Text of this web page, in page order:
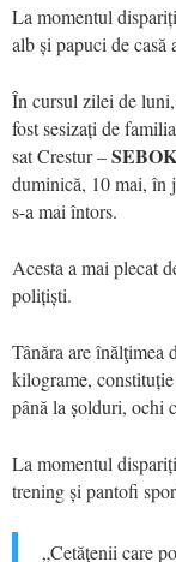
La momentul
alb și papuci de casă
În cursul zilei de
fost sesizați de
sat Crestur –
duminică, 10 mai, în
s-a mai întors.
Acesta a mai plecat
polițiști.
Tânăra are înălţimea
kilograme,
până la șolduri, ochi
La momentul
trening și pantofi
„Cetăţenii care